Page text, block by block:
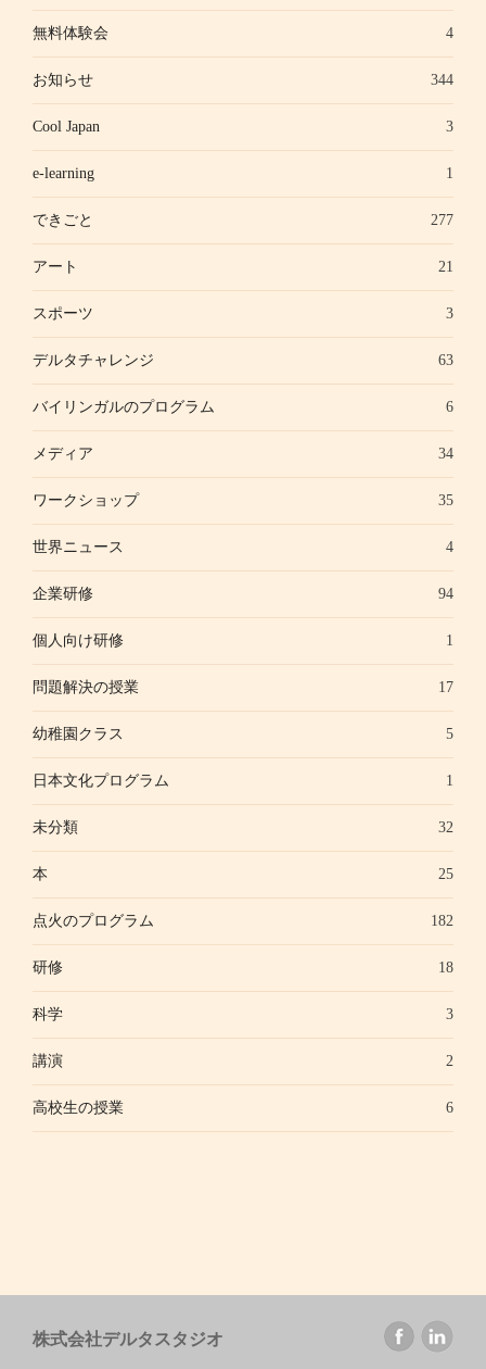
無料体験会 4
お知らせ 344
Cool Japan 3
e-learning 1
できごと 277
アート 21
スポーツ 3
デルタチャレンジ 63
バイリンガルのプログラム 6
メディア 34
ワークショップ 35
世界ニュース 4
企業研修 94
個人向け研修 1
問題解決の授業 17
幼稚園クラス 5
日本文化プログラム 1
未分類 32
本 25
点火のプログラム 182
研修 18
科学 3
講演 2
高校生の授業 6
株式会社デルタスタジオ